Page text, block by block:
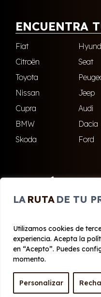
LA RUTA DE TU
Utilizamos cookies de
experiencia. Acepta la
en “Acepto”. Puedes
momento.
Personalizar
ENCUENTRA
Fiat
Citroën
Seat
Toyota
Nissan
Jeep
Cupra
Audi
BMW
Dacia
Skoda
Ford
El Ejido
© 2020 -
Aviso legal y Privacidad